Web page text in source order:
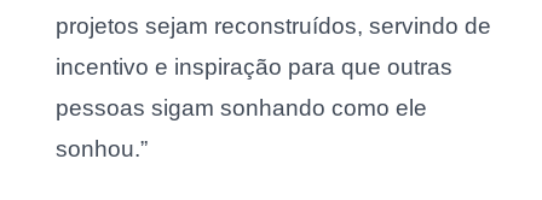
projetos sejam reconstruídos, servindo de
incentivo e inspiração para que outras
pessoas sigam sonhando como ele
sonhou.”